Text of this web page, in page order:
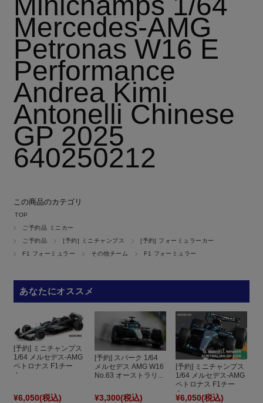
Mercedes-AMG
Petronas W16 E
Performance
Andrea Kimi
Antonelli Chinese
GP 2025
640250212
この商品のカテゴリ
TOP
ご予約品 ミニカー
ご予約品
[予約] ミニチャンプス
[予約] フォーミュラーカー
F1 フォーミュラー
その他チーム F1 フォーミュラー
あなたにオススメ
[予約] ミニチャンプス
1/64 メルセデス-AMG
ペトロナス F1チー
ム...
¥6,050(税込)
[予約] スパーク 1/64
メルセデス AMG W16
No.63 オーストラリ...
¥3,300(税込)
[予約] ミニチャンプス
1/64 メルセデス-AMG
ペトロナス F1チー
ム...
¥6,050(税込)